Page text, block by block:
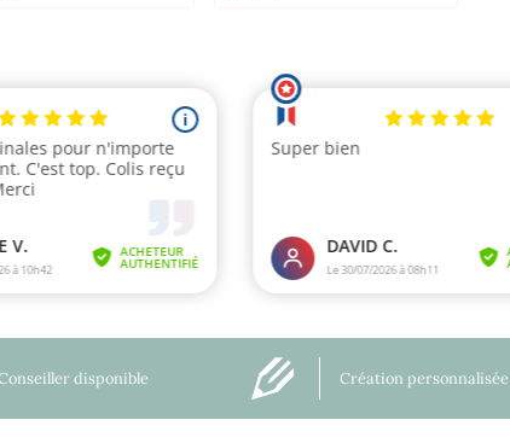
disponible Création personnalisée